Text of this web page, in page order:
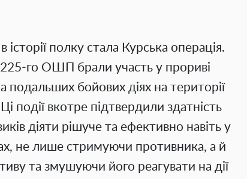
полку стала Курська операція.
225-го ОШП брали участь у прориві
подальших бойових діях на території
події вкотре підтвердили здатність
діяти рішуче та ефективно навіть у
не лише стримуючи противника, а й
та змушуючи його реагувати на дії